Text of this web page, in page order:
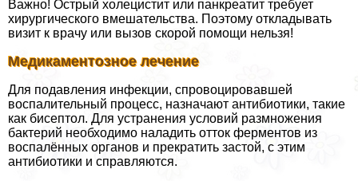
Важно! Острый холецистит или панкреатит требует
хирургического вмешательства. Поэтому откладывать
визит к врачу или вызов скорой помощи нельзя!
Медикаментозное лечение
Для подавления инфекции, спровоцировавшей
воспалительный процесс, назначают антибиотики, такие
как бисептол. Для устранения условий размножения
бактерий необходимо наладить отток ферментов из
воспалённых органов и прекратить застой, с этим
антибиотики и справляются.